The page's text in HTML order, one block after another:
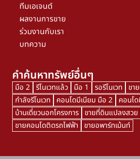
ทีมเอเจนต์
ผลงานการขาย
ร่วมงานกับเรา
บทความ
คำค้นหาทรัพย์อื่นๆ
มือ 2 รีโนเวทแล้ว มือ 1 รอรีโนเวท
ขา
กำลังรีโนเวท
คอนโดมีเนียม มือ 2
คอนโ
บ้านเดี่ยวนอกโครงการ ขายที่ดินแปลงสวย
ขายคอนโดติดรถไฟฟ้า
ขายอพาร์ทเม้นท์